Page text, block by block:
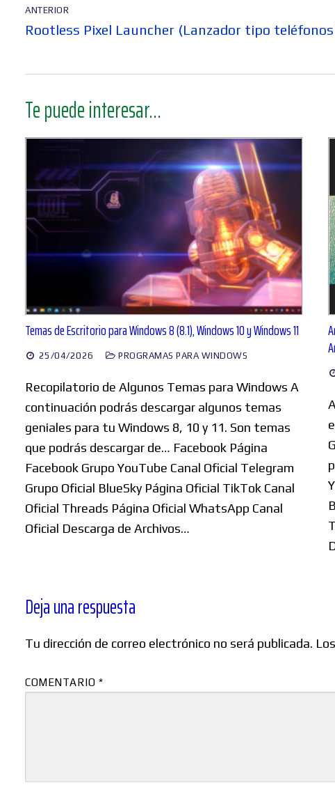
de
ANTERIOR
Entrada
Rootless Pixel Launcher (Lanzador tipo
Te puede interesar...
Temas de Escritorio para Windows 8 (8.1), Windows 10 y Windows 11
25/04/2026 PROGRAMAS PARA WINDOWS
Recopilatorio de Algunos Temas para Windows A
continuación podrás descargar algunos temas
geniales para tu Windows 8, 10 y 11. Son temas
que podrás descargar de… Facebook Página
Facebook Grupo YouTube Canal Oficial Telegram
Grupo Oficial BlueSky Página Oficial TikTok Canal
Oficial Threads Página Oficial WhatsApp Canal
Oficial Descarga de Archivos…
Deja una respuesta
Tu dirección de correo electrónico no será publicada.
COMENTARIO *